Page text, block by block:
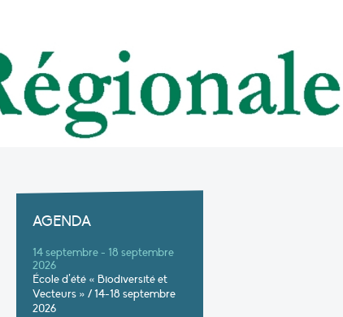
AGENDA
14 septembre - 18 septembre
2026
École d’été « Biodiversité et
Vecteurs » / 14-18 septembre
2026